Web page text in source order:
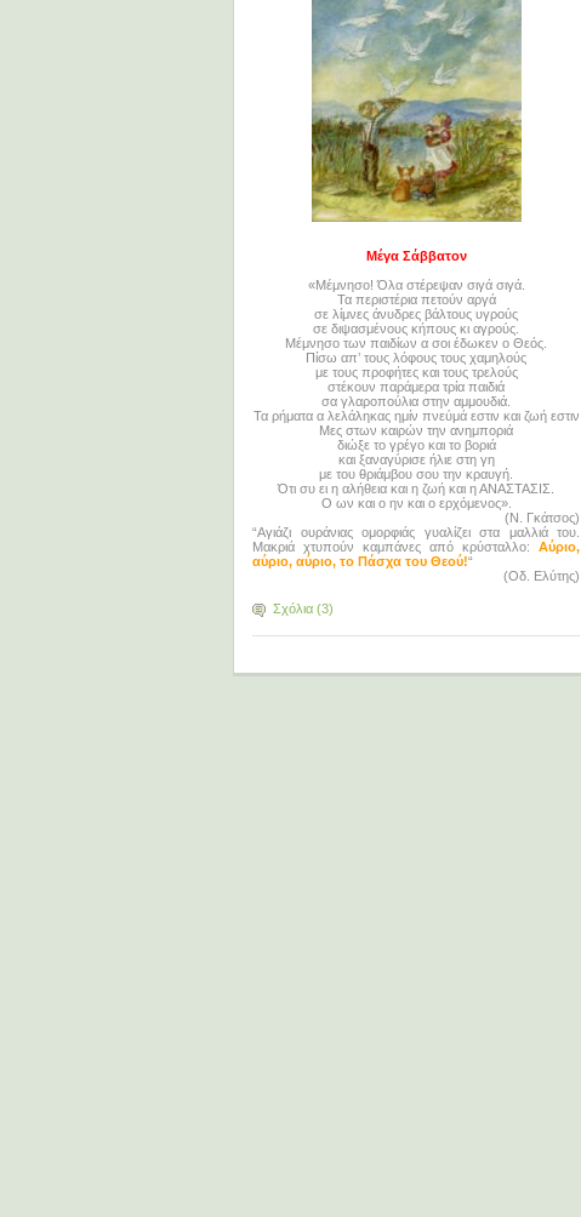
Μέγα Σάββατον
«Μέμνησο! Όλα στέρεψαν σιγά σιγά.
Τα περιστέρια πετούν αργά
σε λίμνες άνυδρες βάλτους υγρούς
σε διψασμένους κήπους κι αγρούς.
Μέμνησο των παιδίων α σοι έδωκεν ο Θεός.
Πίσω απ’ τους λόφους τους χαμηλούς
με τους προφήτες και τους τρελούς
στέκουν παράμερα τρία παιδιά
σα γλαροπούλια στην αμμουδιά.
Τα ρήματα α λελάληκας ημίν πνεύμά εστιν και ζωή εστιν
Μες στων καιρών την ανημποριά
διώξε το γρέγο και το βοριά
και ξαναγύρισε ήλιε στη γη
με του θριάμβου σου την κραυγή.
Ότι συ ει η αλήθεια και η ζωή και η ΑΝΑΣΤΑΣΙΣ.
Ο ων και ο ην και ο ερχόμενος».
(Ν. Γκάτσος)
“Αγιάζι ουράνιας ομορφιάς γυαλίζει στα μαλλιά του.
Μακριά χτυπούν καμπάνες από κρύσταλλο: Αύριο,
αύριο, αύριο, το Πάσχα του Θεού!“
(Οδ. Ελύτης)
Σχόλια (3)